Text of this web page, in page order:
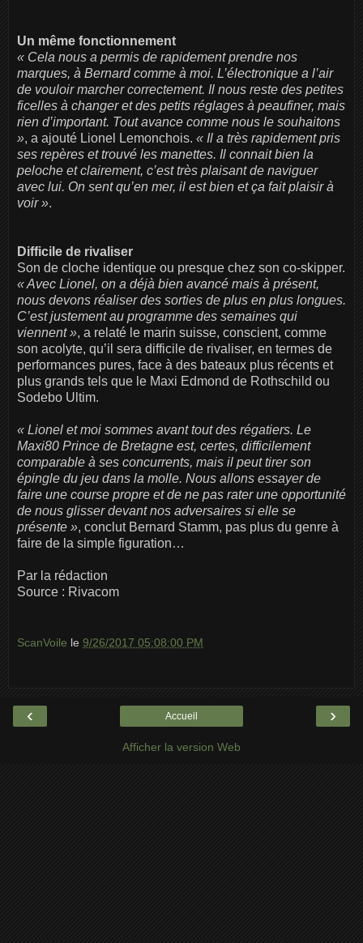
Un même fonctionnement
« Cela nous a permis de rapidement prendre nos
marques, à Bernard comme à moi. L’électronique a l’air
de vouloir marcher correctement. Il nous reste des petites
ficelles à changer et des petits réglages à peaufiner, mais
rien d’important. Tout avance comme nous le souhaitons
», a ajouté Lionel Lemonchois. « Il a très rapidement pris
ses repères et trouvé les manettes. Il connait bien la
peloche et clairement, c’est très plaisant de naviguer
avec lui. On sent qu’en mer, il est bien et ça fait plaisir à
voir ».
Difficile de rivaliser
Son de cloche identique ou presque chez son co-skipper.
« Avec Lionel, on a déjà bien avancé mais à présent,
nous devons réaliser des sorties de plus en plus longues.
C’est justement au programme des semaines qui
viennent », a relaté le marin suisse, conscient, comme
son acolyte, qu’il sera difficile de rivaliser, en termes de
performances pures, face à des bateaux plus récents et
plus grands tels que le Maxi Edmond de Rothschild ou
Sodebo Ultim.
« Lionel et moi sommes avant tout des régatiers. Le
Maxi80 Prince de Bretagne est, certes, difficilement
comparable à ses concurrents, mais il peut tirer son
épingle du jeu dans la molle. Nous allons essayer de
faire une course propre et de ne pas rater une opportunité
de nous glisser devant nos adversaires si elle se
présente », conclut Bernard Stamm, pas plus du genre à
faire de la simple figuration…
Par la rédaction
Source : Rivacom
ScanVoile le 9/26/2017 05:08:00 PM
‹ ›
Accueil
Afficher la version Web